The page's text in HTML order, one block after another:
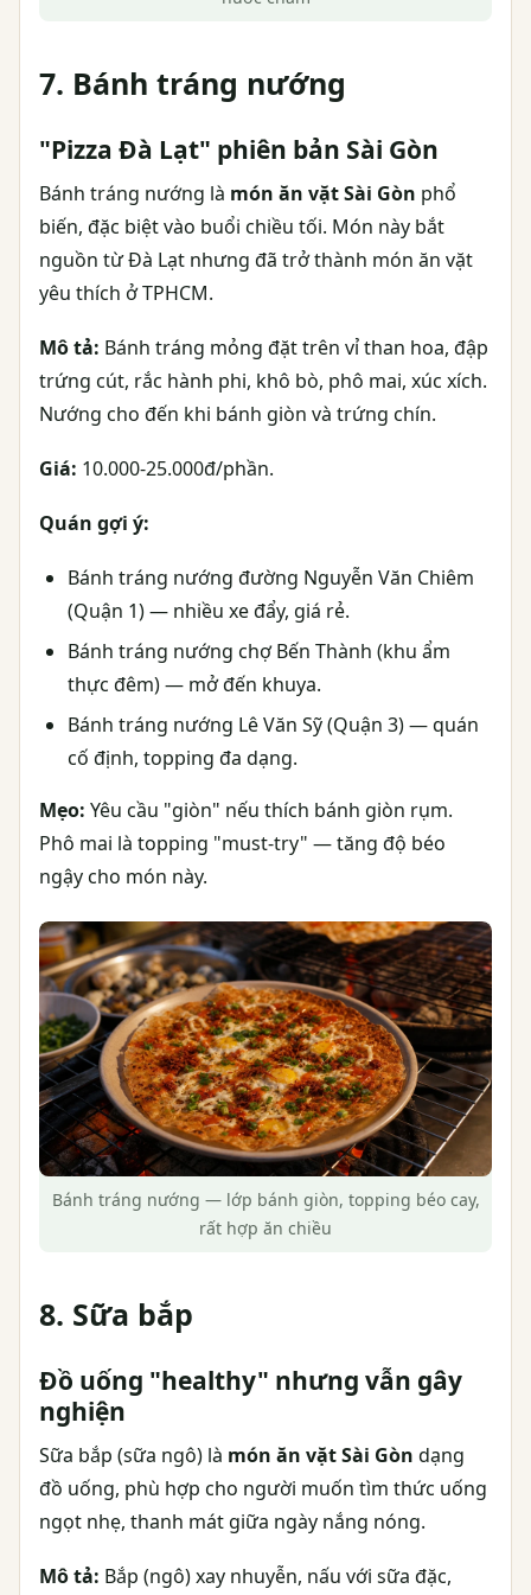
7. Bánh tráng nướng
"Pizza Đà Lạt" phiên bản Sài Gòn
Bánh tráng nướng là món ăn vặt Sài Gòn phổ
biến, đặc biệt vào buổi chiều tối. Món này bắt
nguồn từ Đà Lạt nhưng đã trở thành món ăn vặt
yêu thích ở TPHCM.
Mô tả: Bánh tráng mỏng đặt trên vỉ than hoa, đập
trứng cút, rắc hành phi, khô bò, phô mai, xúc xích.
Nướng cho đến khi bánh giòn và trứng chín.
Giá: 10.000-25.000đ/phần.
Quán gợi ý:
Bánh tráng nướng đường Nguyễn Văn Chiêm
(Quận 1) — nhiều xe đẩy, giá rẻ.
Bánh tráng nướng chợ Bến Thành (khu ẩm
thực đêm) — mở đến khuya.
Bánh tráng nướng Lê Văn Sỹ (Quận 3) — quán
cố định, topping đa dạng.
Mẹo: Yêu cầu "giòn" nếu thích bánh giòn rụm.
Phô mai là topping "must-try" — tăng độ béo
ngậy cho món này.
Bánh tráng nướng — lớp bánh giòn, topping béo cay,
rất hợp ăn chiều
8. Sữa bắp
Đồ uống "healthy" nhưng vẫn gây
nghiện
Sữa bắp (sữa ngô) là món ăn vặt Sài Gòn dạng
đồ uống, phù hợp cho người muốn tìm thức uống
ngọt nhẹ, thanh mát giữa ngày nắng nóng.
Mô tả: Bắp (ngô) xay nhuyễn, nấu với sữa đặc,